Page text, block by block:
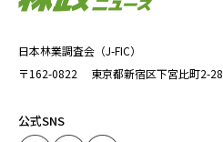
日本林業調査会（J-FIC）
〒162-0822
東京都新宿区下宮比町2-28
公式SNS